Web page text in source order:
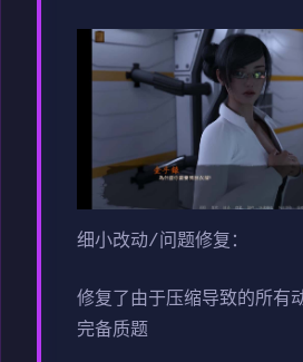
细小改动/问题修复：
修复了由于压缩导致的所有
完备质题